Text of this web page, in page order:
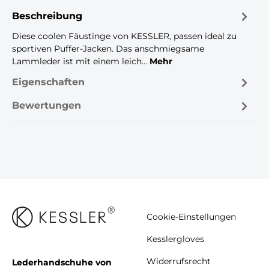
Beschreibung
Diese coolen Fäustinge von KESSLER, passen ideal zu
sportiven Puffer-Jacken. Das anschmiegsame
Lammleder ist mit einem leich… Mehr
Eigenschaften
Bewertungen
Lederhandschuhe von
Cookie-Einstellungen
Kesslergloves
Widerrufsrecht